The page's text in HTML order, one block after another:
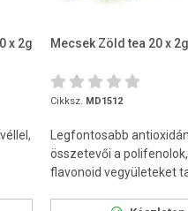
x 2g Mecsek Zöld tea 20 x 2g
Cikksz. MD1512
Legfontosabb
összetevői a
flavonoid vegyületeket